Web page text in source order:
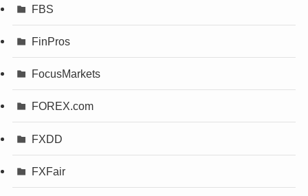
FBS
FinPros
FocusMarkets
FOREX.com
FXDD
FXFair